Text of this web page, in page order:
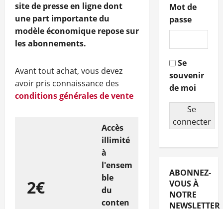
site de presse en ligne dont
une part importante du
modèle économique repose sur
les abonnements.
Avant tout achat, vous devez
avoir pris connaissance des
conditions générales de vente
2€
Accès
illimité
à
l'ensem
ble
du
conten
Mot de
passe
Se
souvenir
de moi
Se
connecter
ABONNEZ-
VOUS À
NOTRE
NEWSLETTER